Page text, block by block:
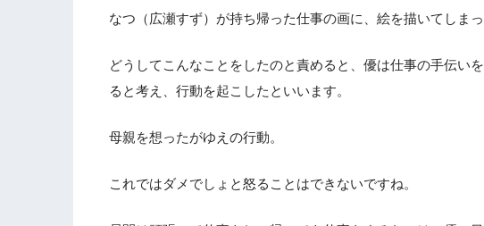
なつ（広瀬すず）が持ち帰った仕事の画に、絵を描いてしまっ
どうしてこんなことをしたのと責めると、優は仕事の手伝い
ると考え、行動を起こしたといいます。
母親を想ったがゆえの行動。
これではダメでしょと怒ることはできないですね。